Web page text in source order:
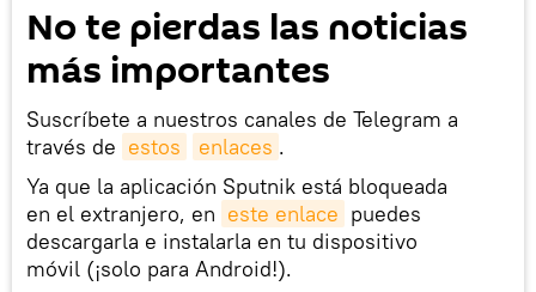
No te pierdas las noticias
más importantes
Suscríbete a nuestros canales de Telegram a
través de estos enlaces .
Ya que la aplicación Sputnik está bloqueada
en el extranjero, en este enlace puedes
descargarla e instalarla en tu dispositivo
móvil (¡solo para Android!).